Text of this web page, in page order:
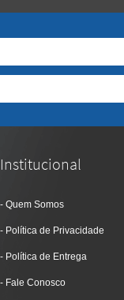
Institucional
Quem Somos
Política de Privacidade
Política de Entrega
Fale Conosco